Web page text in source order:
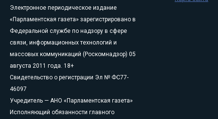
Электронное периодическое издание
«Парламентская газета» зарегистрировано в
Федеральной службе по надзору в сфере
связи, информационных технологий и
массовых коммуникаций (Роскомнадзор) 05
августа 2011 года. 18+
Свидетельство о регистрации Эл № ФС77-
46097
Учредитель — АНО «Парламентская газета»
Исполняющий обязанности главного